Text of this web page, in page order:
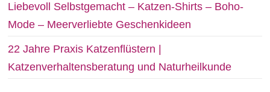
Liebevoll Selbstgemacht – Katzen-Shirts – Boho-
Mode – Meerverliebte Geschenkideen
22 Jahre Praxis Katzenflüstern |
Katzenverhaltensberatung und Naturheilkunde